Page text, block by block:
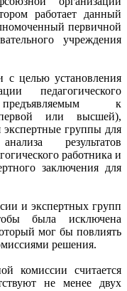
работает данный
первичной
учреждения
целью установления
педагогического
к
или высшей),
экспертные группы для
результатов
работника и
заключения для
и экспертных групп
была исключена
мог бы повлиять
решения.
считается
не менее двух